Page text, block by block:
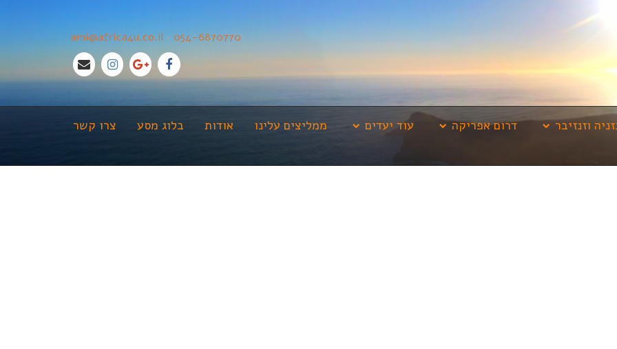
054-6870770
•
ami@africa4u.co.il
וזנזיבר דרום אפריקה עוד יעדים ממליצים עלינו אודות בלוג מסע צרו קשר